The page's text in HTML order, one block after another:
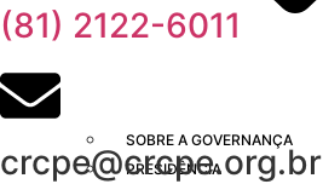
SOBRE A GOVERNANÇA
PRESIDÊNCIA
(81) 2122-6011
crcpe@crcpe.org.br